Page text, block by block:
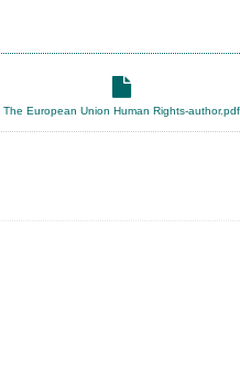
The European Union Human Rights-author.pdf